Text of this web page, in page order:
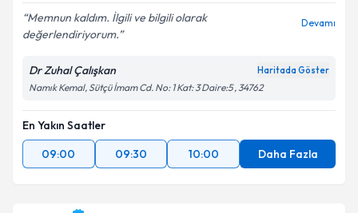
Memnun kaldım. İlgili ve bilgili olarak
değerlendiriyorum.
Devamı
Dr Zuhal Çalışkan Haritada Göster
Namık Kemal, Sütçü İmam Cd. No: 1 Kat: 3 Daire:5 , 34762
En Yakın Saatler
09:00
09:30 10:00 Daha Fazla